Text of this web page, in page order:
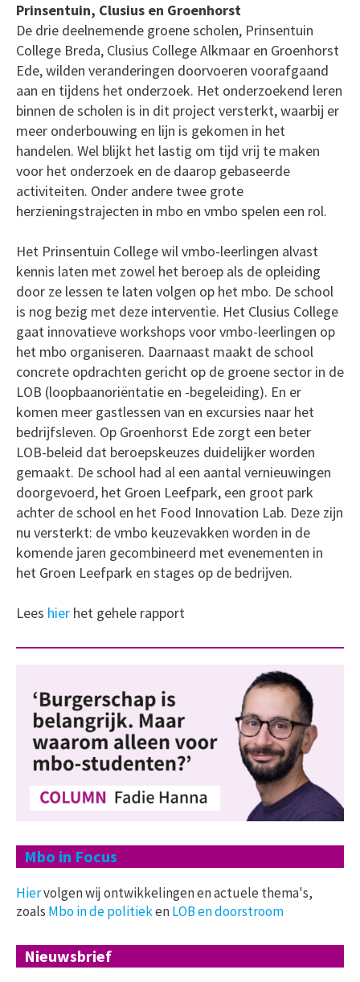
Prinsentuin, Clusius en Groenhorst
De drie deelnemende groene scholen, Prinsentuin
College Breda, Clusius College Alkmaar en Groenhorst
Ede, wilden veranderingen doorvoeren voorafgaand
aan en tijdens het onderzoek. Het onderzoekend leren
binnen de scholen is in dit project versterkt, waarbij er
meer onderbouwing en lijn is gekomen in het
handelen. Wel blijkt het lastig om tijd vrij te maken
voor het onderzoek en de daarop gebaseerde
activiteiten. Onder andere twee grote
herzieningstrajecten in mbo en vmbo spelen een rol.
Het Prinsentuin College wil vmbo-leerlingen alvast
kennis laten met zowel het beroep als de opleiding
door ze lessen te laten volgen op het mbo. De school
is nog bezig met deze interventie. Het Clusius College
gaat innovatieve workshops voor vmbo-leerlingen op
het mbo organiseren. Daarnaast maakt de school
concrete opdrachten gericht op de groene sector in de
LOB (loopbaanoriëntatie en -begeleiding). En er
komen meer gastlessen van en excursies naar het
bedrijfsleven. Op Groenhorst Ede zorgt een beter
LOB-beleid dat beroepskeuzes duidelijker worden
gemaakt. De school had al een aantal vernieuwingen
doorgevoerd, het Groen Leefpark, een groot park
achter de school en het Food Innovation Lab. Deze zijn
nu versterkt: de vmbo keuzevakken worden in de
komende jaren gecombineerd met evenementen in
het Groen Leefpark en stages op de bedrijven.
Lees hier het gehele rapport
Mbo in Focus
Hiervolgen wij ontwikkelingen en actuele thema's,
zoals Mbo in de politiekenLOB en doorstroom
Nieuwsbrief